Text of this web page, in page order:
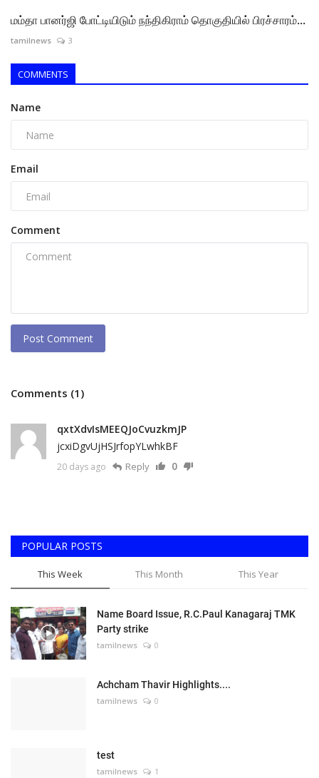
மம்தா பானர்ஜி போட்டியிடும் நந்திகிராம் தொகுதியில் பிரச்சாரம்...
tamilnews 3
COMMENTS
Name
Email
Comment
Post Comment
Comments (1)
qxtXdvIsMEEQJoCvuzkmJP
jcxiDgvUjHSJrfopYLwhkBF
20 days ago Reply 0
POPULAR POSTS
This Week This Month This Year
Name Board Issue, R.C.Paul Kanagaraj TMK
Party strike
tamilnews 0
Achcham Thavir Highlights....
tamilnews 0
test
tamilnews 1